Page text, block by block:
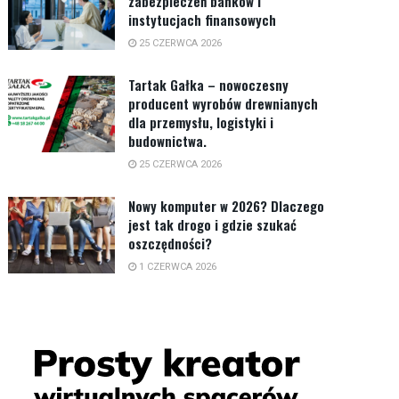
instytucjach finansowych
25 CZERWCA 2026
Tartak Gałka – nowoczesny
producent wyrobów drewnianych
dla przemysłu, logistyki i
budownictwa.
25 CZERWCA 2026
Nowy komputer w 2026? Dlaczego
jest tak drogo i gdzie szukać
oszczędności?
1 CZERWCA 2026